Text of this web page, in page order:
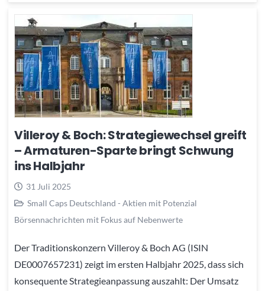
Villeroy & Boch: Strategiewechsel greift
– Armaturen-Sparte bringt Schwung
ins Halbjahr
31 Juli 2025
Small Caps Deutschland - Aktien mit Potenzial
Börsennachrichten mit Fokus auf Nebenwerte
Der Traditionskonzern Villeroy & Boch AG (ISIN
DE0007657231) zeigt im ersten Halbjahr 2025, dass sich
konsequente Strategieanpassung auszahlt: Der Umsatz